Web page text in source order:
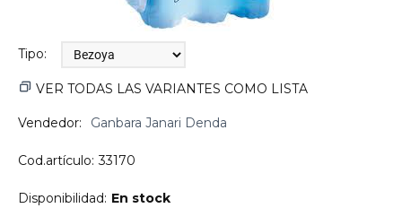
Tipo:
VER TODAS LAS VARIANTES COMO LISTA
Vendedor: Ganbara Janari Denda
Cod.artículo: 33170
Disponibilidad: En stock